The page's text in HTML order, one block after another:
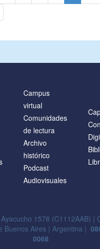
Campus
virtual
Comunidades
de lectura
Archivo
histórico
Podcast
Audiovisuales
1578 (C1112AAB) |
Buenos Aires | Argentina |
0068